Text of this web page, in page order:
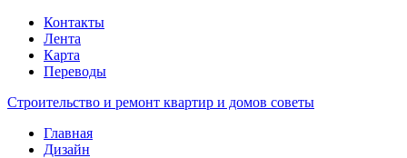
Контакты
Лента
Карта
Переводы
Строительство и ремонт квартир и домов советы
Главная
Дизайн